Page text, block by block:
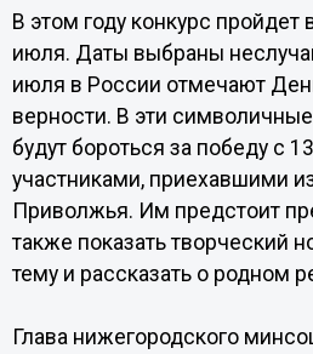
В этом году конкурс пройдет
июля. Даты выбраны
июля в России отмечают
верности. В эти
будут бороться за победу с
участниками, приехавшими
Приволжья. Им предстоит
также показать творческий
тему и рассказать о родном
Глава нижегородского